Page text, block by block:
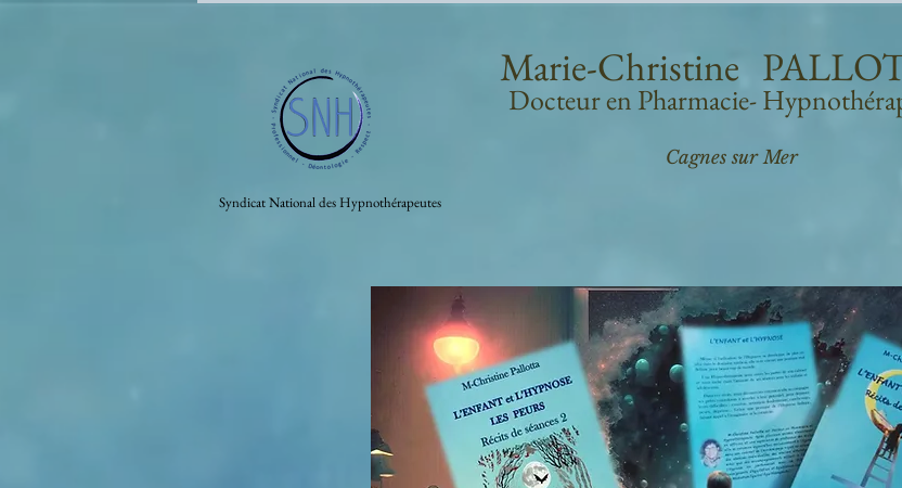
Marie-Christine
Docteur en Pharmacie-
Cagnes sur Mer
Syndicat National des Hypnothérapeutes